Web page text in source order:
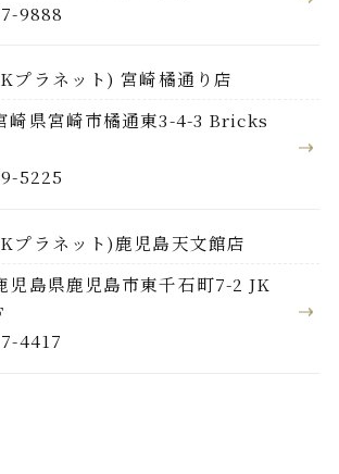
9888
プラネット) 宮崎橘通り店
崎県宮崎市橘通東3-4-3 Bricks
5225
プラネット)鹿児島天文館店
児島県鹿児島市東千石町7-2 JK
4417